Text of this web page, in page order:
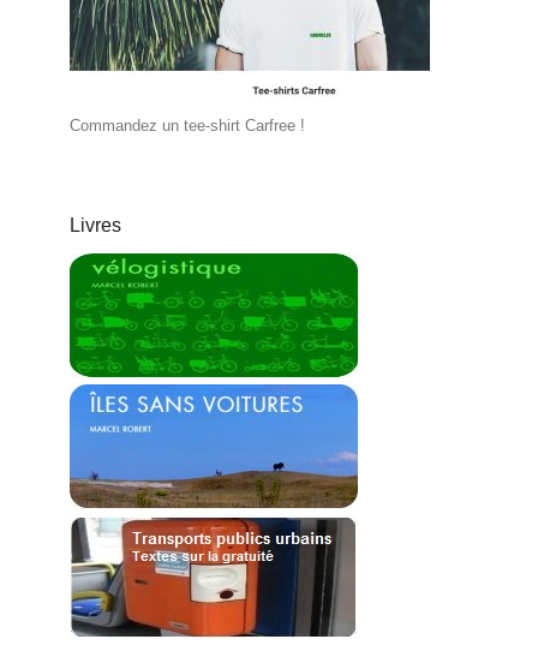
Commandez un tee-shirt Carfree !
Livres